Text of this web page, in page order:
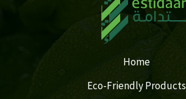
Home
Eco-Friendly Products